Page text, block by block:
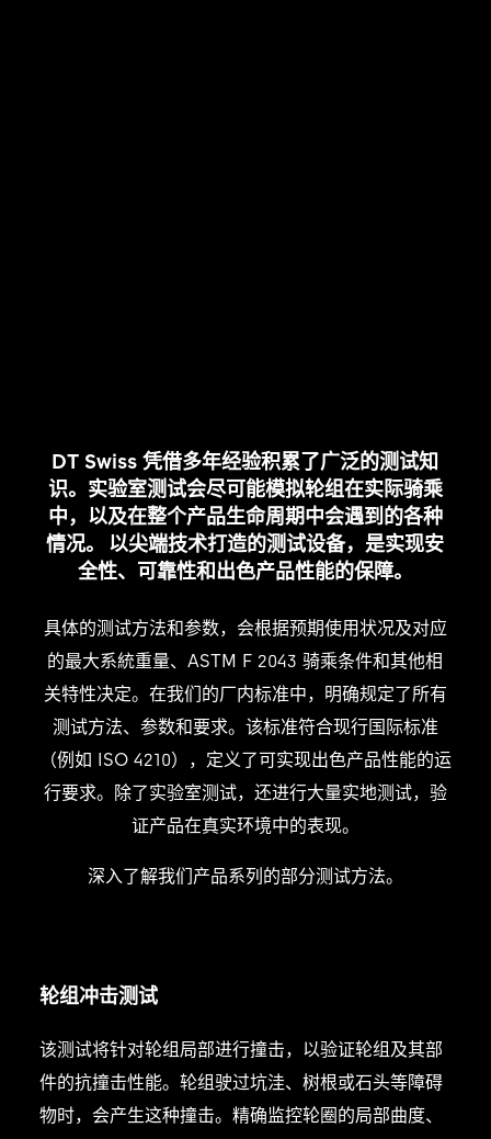
DT Swiss 凭借多年经验积累了广泛的测试知
识。实验室测试会尽可能模拟轮组在实际骑乘
中，以及在整个产品生命周期中会遇到的各种
情况。 以尖端技术打造的测试设备，是实现安
全性、可靠性和出色产品性能的保障。
具体的测试方法和参数，会根据预期使用状况及对应
的最大系統重量、ASTM F 2043 骑乘条件和其他相
关特性决定。在我们的厂内标准中，明确规定了所有
测试方法、参数和要求。该标准符合现行国际标准
（例如 ISO 4210），定义了可实现出色产品性能的运
行要求。除了实验室测试，还进行大量实地测试，验
证产品在真实环境中的表现。
深入了解我们产品系列的部分测试方法。
轮组冲击测试
该测试将针对轮组局部进行撞击，以验证轮组及其部
件的抗撞击性能。轮组驶过坑洼、树根或石头等障碍
物时，会产生这种撞击。精确监控轮圈的局部曲度、